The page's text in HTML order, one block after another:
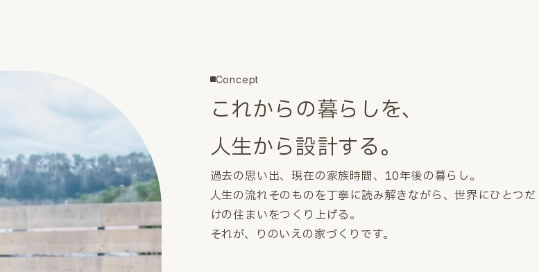
Concept
これからの暮らしを、
人生から設計する。
過去の思い出、現在の家族時間、10年後の暮らし。
人生の流れそのものを丁寧に読み解きながら、世界にひとつだ
けの住まいをつくり上げる。
それが、りのいえの家づくりです。